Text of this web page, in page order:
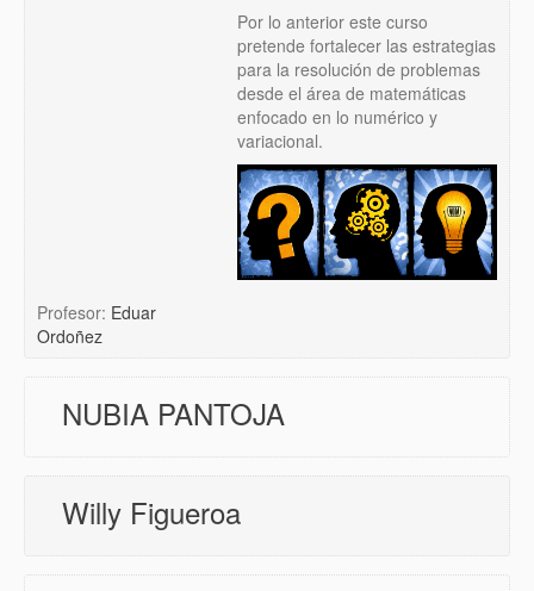
Por lo anterior este curso
pretende fortalecer las estrategias
para la resolución de problemas
desde el área de matemáticas
enfocado en lo numérico y
variacional.
Profesor: Eduar
Ordoñez
NUBIA PANTOJA
Willy Figueroa